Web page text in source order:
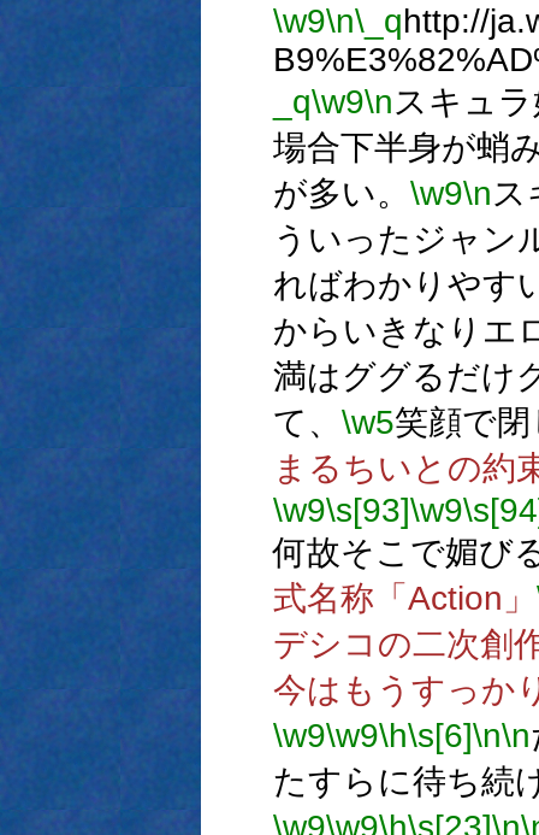
\w9\n\_qhttp://
_q\w9\nスキュ
場合下半身が蛸
が多い。 \w9\nス
ういったジャン
ればわかりやす
からいきなりエ
満はググるだけ
て、 \w5笑顔で
まるちいとの約
\w9\s[93]\w9
何故そこで媚び
式名称「Action」
デシコの二次創
今はもうすっか
\w9\w9\h\s[6]\n\n
たすらに待ち続
\w9\w9\h\s[23]\n